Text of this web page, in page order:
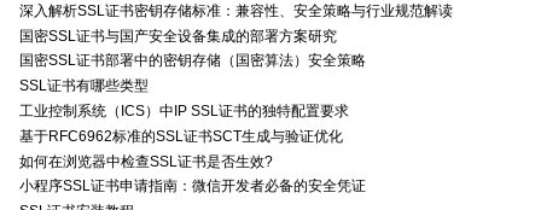
深入解析SSL证书密钥存储标准：兼容性、安全策略与行业规范解读
国密SSL证书与国产安全设备集成的部署方案研究
国密SSL证书部署中的密钥存储（国密算法）安全策略
SSL证书有哪些类型
工业控制系统（ICS）中IP SSL证书的独特配置要求
基于RFC6962标准的SSL证书SCT生成与验证优化
如何在浏览器中检查SSL证书是否生效?
小程序SSL证书申请指南：微信开发者必备的安全凭证